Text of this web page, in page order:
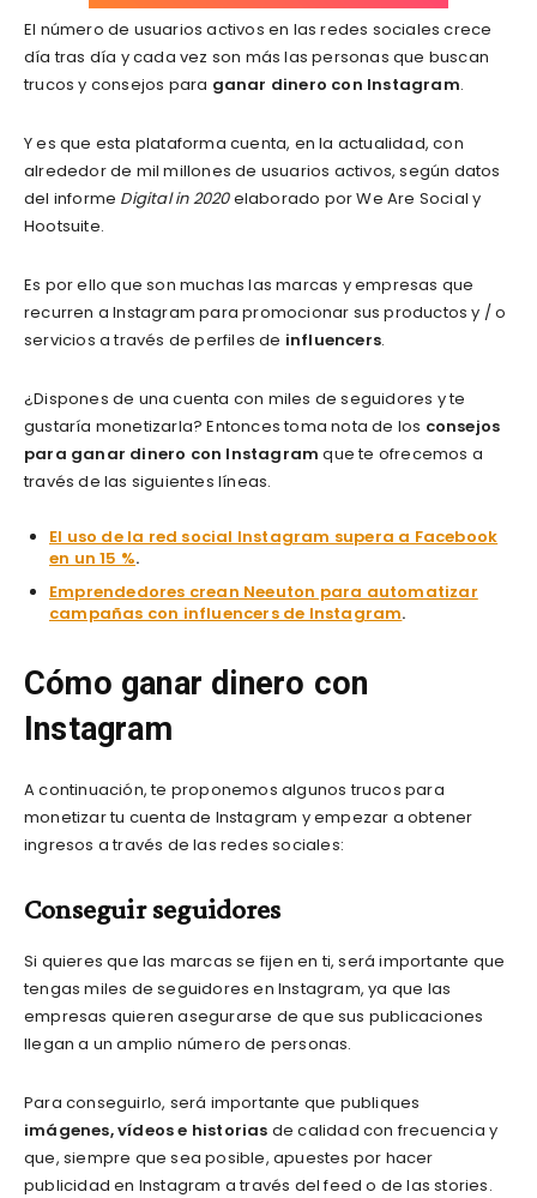
El número de usuarios activos en las redes sociales crece
día tras día y cada vez son más las personas que buscan
trucos y consejos para ganar dinero con Instagram.
Y es que esta plataforma cuenta, en la actualidad, con
alrededor de mil millones de usuarios activos, según datos
del informe Digital in 2020elaborado por We Are Social y
Hootsuite.
Es por ello que son muchas las marcas y empresas que
recurren a Instagram para promocionar sus productos y / o
servicios a través de perfiles de influencers.
¿Dispones de una cuenta con miles de seguidores y te
gustaría monetizarla? Entonces toma nota de los consejos
para ganar dinero con Instagram que te ofrecemos a
través de las siguientes líneas.
El uso de la red social Instagram supera a Facebook
en un 15 %.
Emprendedores crean Neeuton para automatizar
campañas con influencers de Instagram.
Cómo ganar dinero con
Instagram
A continuación, te proponemos algunos trucos para
monetizar tu cuenta de Instagram y empezar a obtener
ingresos a través de las redes sociales:
Conseguir seguidores
Si quieres que las marcas se fijen en ti, será importante que
tengas miles de seguidores en Instagram, ya que las
empresas quieren asegurarse de que sus publicaciones
llegan a un amplio número de personas.
Para conseguirlo, será importante que publiques
imágenes, vídeos e historias de calidad con frecuencia y
que, siempre que sea posible, apuestes por hacer
publicidad en Instagram a través del feed o de las stories.